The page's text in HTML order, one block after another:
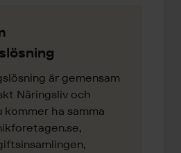
är gemensam
Näringsliv och
ha samma